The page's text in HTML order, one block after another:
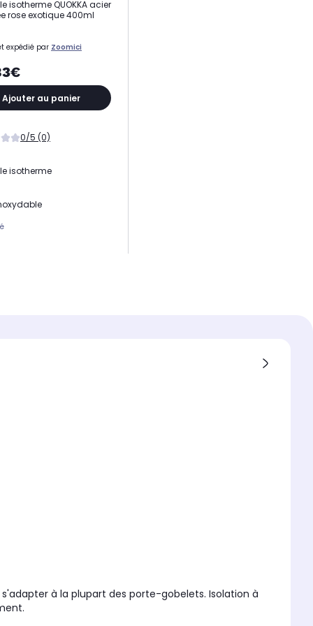
isotherme QUOKKA acier
rose exotique 400ml
expédié par Zoomici
Ajouter au panier
0/5 (0)
isotherme
avec
à la plupart des porte-gobelets. Isolation à